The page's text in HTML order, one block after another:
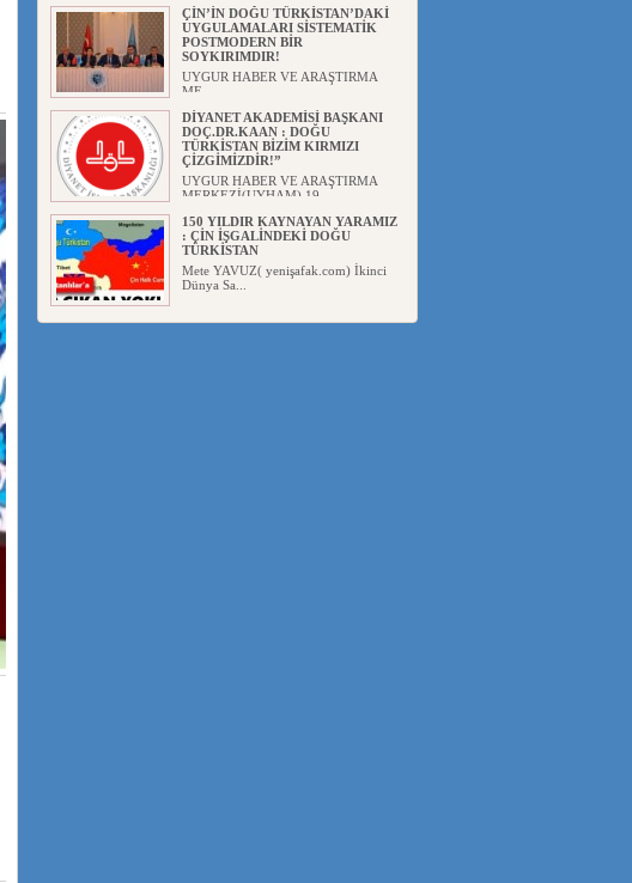
ÇİN’İN DOĞU TÜRKİSTAN’DAKİ
UYGULAMALARI SİSTEMATİK
POSTMODERN BİR
SOYKIRIMDIR!
UYGUR HABER VE ARAŞTIRMA
ME...
DİYANET AKADEMİSİ BAŞKANI
DOÇ.DR.KAAN : DOĞU
TÜRKİSTAN BİZİM KIRMIZI
ÇİZGİMİZDİR!”
UYGUR HABER VE ARAŞTIRMA
MERKEZİ(UYHAM) 19...
150 YILDIR KAYNAYAN YARAMIZ
: ÇİN İŞGALİNDEKİ DOĞU
TÜRKİSTAN
Mete YAVUZ( yenişafak.com) İkinci
Dünya Sa...
ÇİN’İN UYGUR POLİTİKALARINI